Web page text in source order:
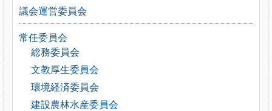
議会運営委員会
常任委員会
総務委員会
文教厚生委員会
環境経済委員会
建設農林水産委員会